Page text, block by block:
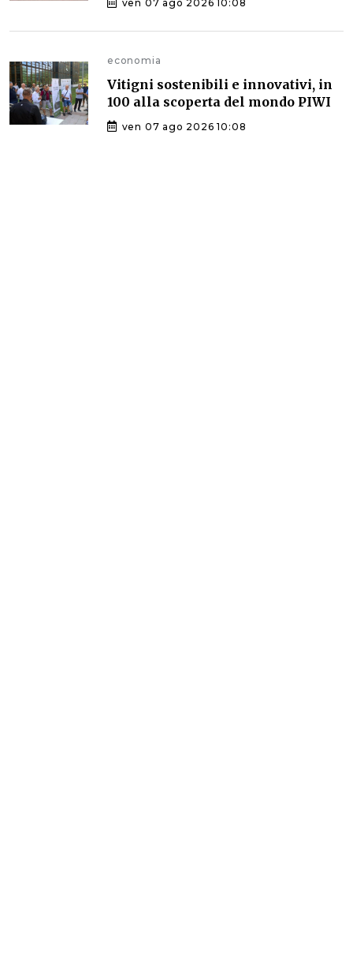
ven 07 ago 2026 10:08
economia
Vitigni sostenibili e innovativi, in
100 alla scoperta del mondo PIWI
ven 07 ago 2026 10:08